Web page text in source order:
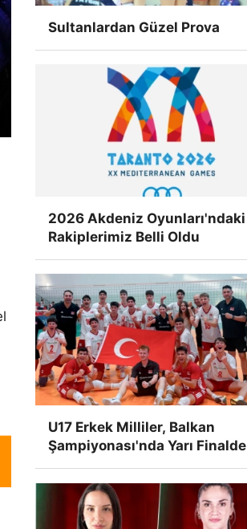
Sultanlardan Güzel Prova
2026 Akdeniz Oyunları'ndaki
Rakiplerimiz Belli Oldu
U17 Erkek Milliler, Balkan
Şampiyonası'nda Yarı Finalde